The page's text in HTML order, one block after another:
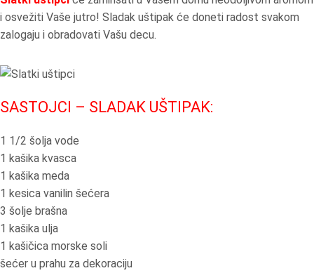
i osvežiti Vaše jutro! Sladak uštipak će doneti radost svakom
zalogaju i obradovati Vašu decu.
SASTOJCI – SLADAK UŠTIPAK:
1 1/2 šolja vode
1 kašika kvasca
1 kašika meda
1 kesica vanilin šećera
3 šolje brašna
1 kašika ulja
1 kašičica morske soli
šećer u prahu za dekoraciju